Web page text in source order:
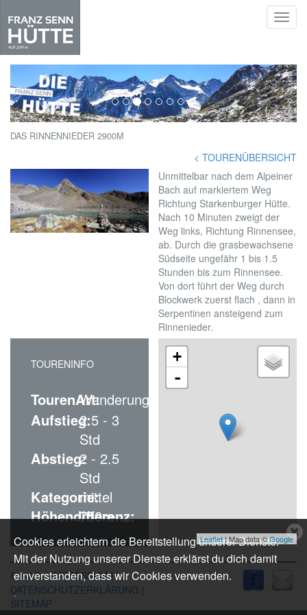
Cookies erleichtern die Bereitstellung unserer Dienste.
Mit der Nutzung unserer Dienste erklärst du dich damit
einverstanden, dass wir Cookies verwenden.
.
Skip
content
‹ ›
DAS RINNENNIEDER 2900M
< TOURENÜBERSICHT
Unmittelbar nach dem Alpeiner
Bach auf markiertem Weg
Richtung Starkenburger Hütte.
Nach 10 Minuten zweigt der
Weg links, Richtung Rinnensee,
ab. Durch die grasbewachsene
Südseite ungefähr 1 bis 1.5
Stunden bis zum Rinnensee.
Von dort führt der Weg durch
Blockwerk zuerst flach , dann in
Serpentinen ansteigend zum
Rinnenieder.
TOURENINFO
TourenArt:Wanderung
Aufstieg:2.5 - 3
Std
Abstieg:2 - 2.5
Std
Kategorie:
mittel
Höhendifferenz:
750m
+
-
Leaflet| Map data ©Google
E-MAIL|IMPRESSUM|
DATENSCHUTZERKLÄRUNG
SITEMAP